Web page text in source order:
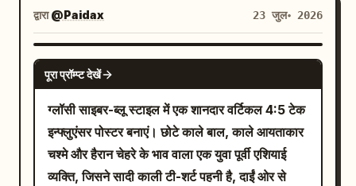
por un aficionado” पढ़ता है; 3) पृष्ठ पर एक
आवर्धक लेंस जो हस्तलिखित टेक्स्ट “no por él.”
बीच में एक फटा हुआ चर्मपत्र स्ट्रिप जो गर्म सुनहरे रंग में
चमक रहा है, जिस पर सुरुचिपूर्ण काली सुलेख में “G. P.
Telemann” लिखा है और उसके ऊपर एक छोटा
हों। मुख्य लेआउट: बाएं-केंद्र में, एक बड़ा इंद्रधनुषी
ग्रेडिएंट त्रिकोणीय प्ले-बटन लोगो रखें, जिसके बाद केंद्र में
एक विशाल बोल्ड सफेद इटैलिक वर्डमार्क “Flova” हो।
सबसे ऊपर, एक बड़ी जापानी हेडलाइन जोड़ें: “AIと一緒
に、世界を創る時代へ।” जिसमें “AI” वाला हिस्सा
अतिरिक्त बड़ा और सफेद हो, और उसके नीचे एक छोटा
उपशीर्षक हो: “企画から映像完成まで、すべてAI
Agentがサポート!” ऊपर दाईं ओर, एक चमकता हुआ
द्वारा@Paidax 23 जुल॰ 2026
GPT IMAGE 2
पूरा प्रॉम्प्ट देखें
ग्लॉसी साइबर-ब्लू स्टाइल में एक शानदार वर्टिकल 4:5 टेक
इन्फ्लुएंसर पोस्टर बनाएं। छोटे काले बाल, काले आयताकार
चश्मे और हैरान चेहरे के भाव वाला एक युवा पूर्वी एशियाई
व्यक्ति, जिसने सादी काली टी-शर्ट पहनी है, दाईं ओर से